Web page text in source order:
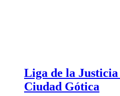
Liga de la
Ciudad Gótica